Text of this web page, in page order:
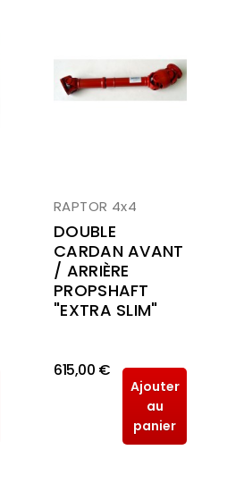
RAPTOR 4x4
DOUBLE
CARDAN AVANT
/ ARRIÈRE
PROPSHAFT
"EXTRA SLIM"
615,00 €
Ajouter
au
panier